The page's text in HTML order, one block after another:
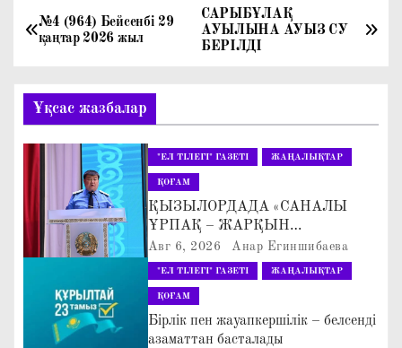
Н
в
и
г
а
ц
САРЫБҰЛАҚ
АУЫЛЫНА АУЫЗ СУ
БЕРІЛДІ
№4 (964) Бейсенбі 29
қаңтар 2026 жыл
Ұқсас жазбалар
"ЕЛ ТІЛЕГІ" ГАЗЕТІ ЖАҢАЛЫҚТАР
ҚОҒАМ
ҚЫЗЫЛОРДАДА «САНАЛЫ
ҰРПАҚ – ЖАРҚЫН
БОЛАШАҚ» АТТЫ
КЕҢЕЙТІЛГЕН МӘЖІЛІС ӨТТІ
Авг 6, 2026 Анар Егиншибаева
"ЕЛ ТІЛЕГІ" ГАЗЕТІ ЖАҢАЛЫҚТАР
ҚОҒАМ
Бірлік пен жауапкершілік – белсенді
азаматтан басталады